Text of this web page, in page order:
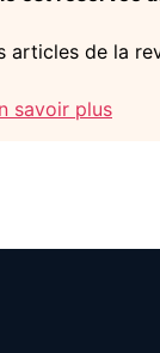
articles de la
savoir plus